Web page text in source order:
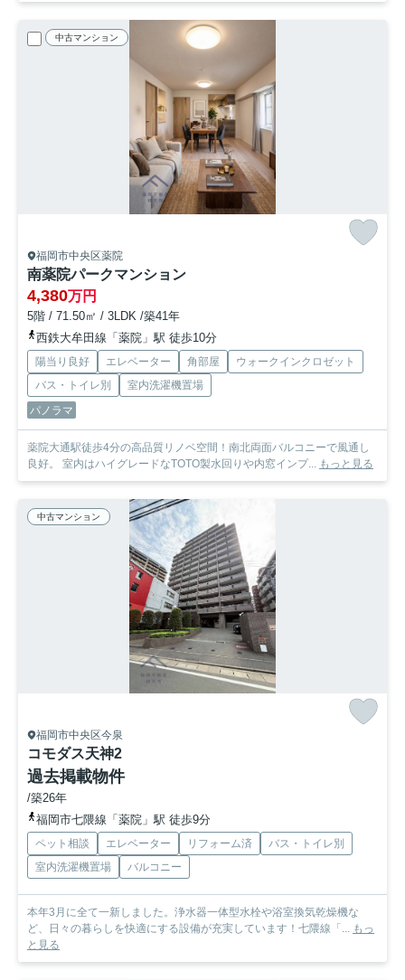
中古マンション
福岡市中央区薬院
南薬院パークマンション
4,380万円
5階 / 71.50㎡ / 3LDK /築41年
西鉄大牟田線「薬院」駅 徒歩10分
陽当り良好 エレベーター 角部屋
ウォークインクロゼット
バス・トイレ別
室内洗濯機置場
パノラマ
薬院大通駅徒歩4分の高品質リノベ空間！南北両面バルコニーで風通し
良好。 室内はハイグレードなTOTO製水回りや内窓インプ... もっと見る
中古マンション
福岡市中央区今泉
コモダス天神2
過去掲載物件
/築26年
福岡市七隈線「薬院」駅 徒歩9分
ペット相談 エレベーター リフォーム済
バス・トイレ別
室内洗濯機置場
バルコニー
本年3月に全て一新しました。浄水器一体型水栓や浴室換気乾燥機な
ど、日々の暮らしを快適にする設備が充実しています！七隈線「... もっ
と見る